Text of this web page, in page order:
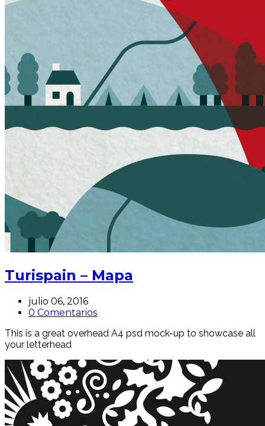
Turispain – Mapa
julio 06, 2016
0 Comentarios
This is a great overhead A4 psd mock-up to showcase all
your letterhead